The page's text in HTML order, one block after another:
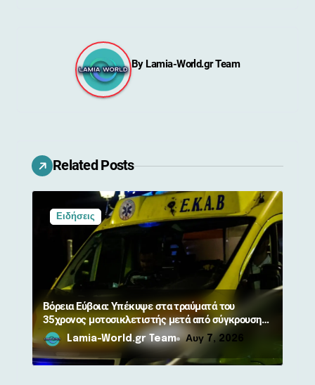
ά
ρ
ν
By Lamia-World.gr Team
Related Posts
Ειδήσεις
Βόρεια Εύβοια: Υπέκυψε στα τραύματά του
35χρονος μοτοσικλετιστής μετά από σύγκρουση
με αγριογούρουνο
Lamia-World.gr Team Αυγ 7, 2026